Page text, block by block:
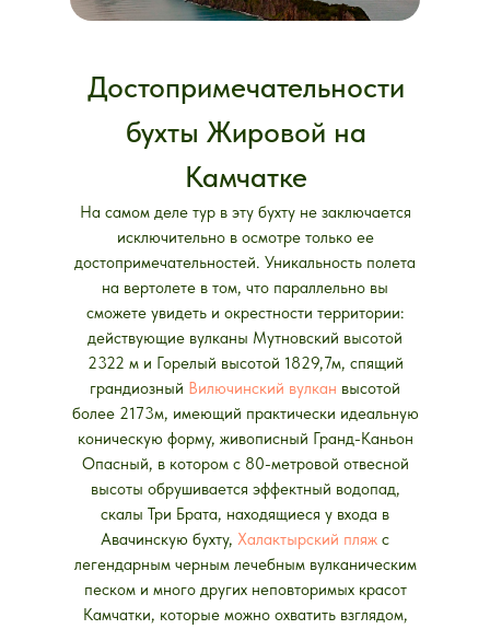
Достопримечательности
бухты Жировой на
Камчатке
На самом деле тур в эту бухту не заключается
исключительно в осмотре только ее
достопримечательностей. Уникальность полета
на вертолете в том, что параллельно вы
сможете увидеть и окрестности территории:
действующие вулканы Мутновский высотой
2322 м и Горелый высотой 1829,7м, спящий
грандиозный Вилючинский вулкан высотой
более 2173м, имеющий практически идеальную
коническую форму, живописный Гранд-Каньон
Опасный, в котором с 80-метровой отвесной
высоты обрушивается эффектный водопад,
скалы Три Брата, находящиеся у входа в
Авачинскую бухту, Халактырский пляж с
легендарным черным лечебным вулканическим
песком и много других неповторимых красот
Камчатки, которые можно охватить взглядом,